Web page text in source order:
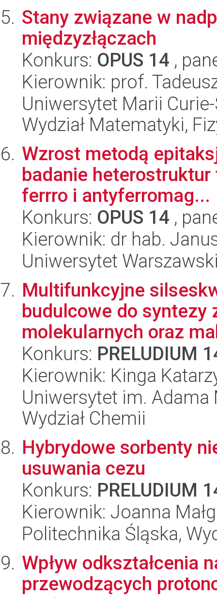
Stany związane w
międzyzłączach
Konkurs: OPUS 14 ,
Kierownik: prof.
Uniwersytet Marii
Wydział Matematyki,
Wzrost metodą
badanie
ferrro i antyferromag...
Konkurs: OPUS 14 ,
Kierownik: dr hab.
Uniwersytet
Multifunkcyjne
budulcowe do syntezy
molekularnych oraz
Konkurs: PRELUDIUM
Kierownik: Kinga
Uniwersytet im.
Wydział Chemii
Hybrydowe sorbenty
usuwania cezu
Konkurs: PRELUDIUM
Kierownik: Joanna
Politechnika Śląska,
Wpływ odkształcenia
przewodzących